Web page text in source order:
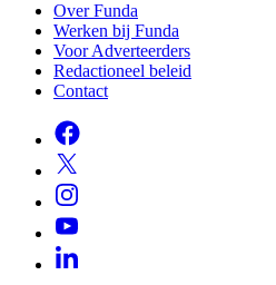
Over Funda
Werken bij Funda
Voor Adverteerders
Redactioneel beleid
Contact